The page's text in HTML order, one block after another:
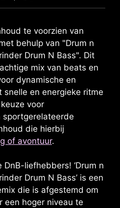
te voorzien van
behulp van "Drum n
Drum N Bass". Dit
mix van beats en
dynamische en
snelle en energieke ritme
voor
sportgerelateerde
die hierbij
of avontuur.
liefhebbers! ‘Drum n
Drum N Bass’ is een
die is afgestemd om
een hoger niveau te